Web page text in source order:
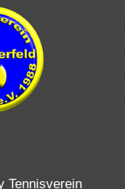
Tennisverein